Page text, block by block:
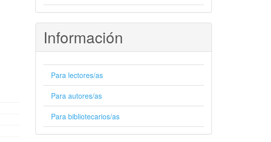
Información
Para lectores/as
Para autores/as
Para bibliotecarios/as